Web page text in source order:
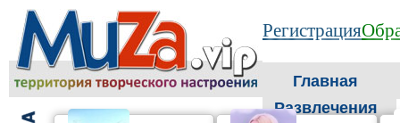
Регистрация
Главная
Развлечения